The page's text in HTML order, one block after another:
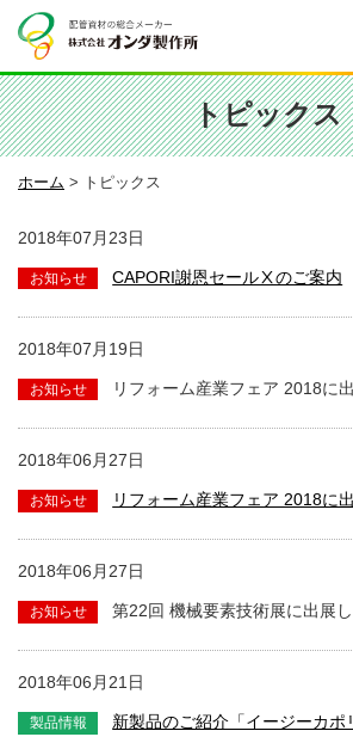
トピックス
ホーム > トピックス
2018年07月23日
CAPORI謝恩セールⅩのご案内
2018年07月19日
リフォーム産業フェア 2018に
2018年06月27日
リフォーム産業フェア 2018に
2018年06月27日
第22回 機械要素技術展に出展
2018年06月21日
新製品のご紹介「イージーカポ